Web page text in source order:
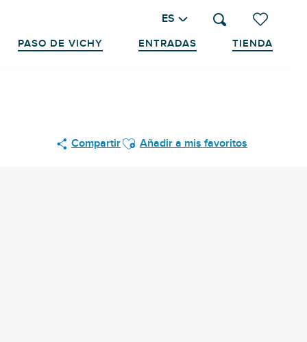
Voir les
Buscar
ES
PASO DE VICHY ENTRADAS TIENDA
CompartirAjouter aux favoris
Añadir a mis favoritos